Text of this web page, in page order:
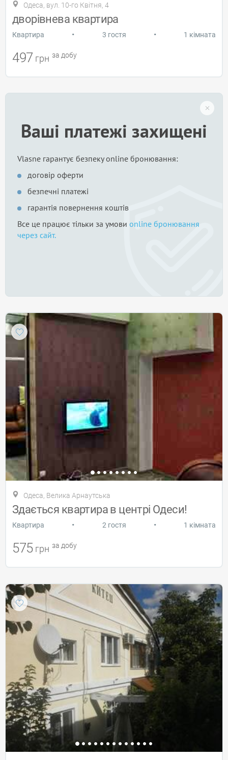
Одеса, вул. 10-го Квітня, 4
дворівнева квартира
Квартира • 3 гостя • 1 кімната
497 грн за добу
Ваші платежі захищені
Vlasne гарантує безпеку online бронювання:
договір оферти
безпечні платежі
гарантія повернення коштів
Все це працює тільки за умови online бронювання
через сайт.
Одеса, Велика Арнаутська
Здається квартира в центрі Одеси!
Квартира • 2 гостя • 1 кімната
575 грн за добу